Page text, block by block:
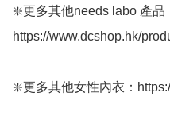
❇️更多其他needs labo 產品
https://www.dcshop.hk/
❇️更多其他女性內衣：